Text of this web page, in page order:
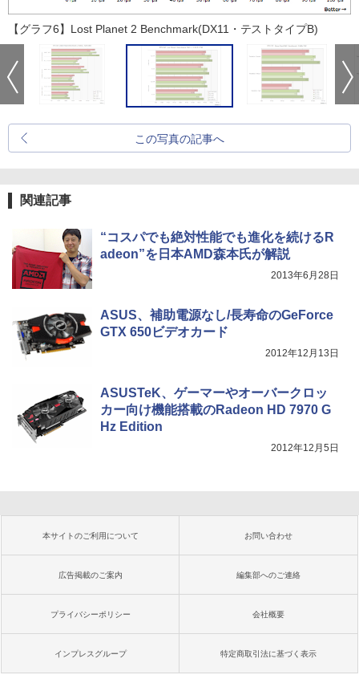
【グラフ6】Lost Planet 2 Benchmark(DX11・テストタイプB)
この写真の記事へ
関連記事
“コスパでも絶対性能でも進化を続けるR
adeon”を日本AMD森本氏が解説
2013年6月28日
ASUS、補助電源なし/長寿命のGeForce
GTX 650ビデオカード
2012年12月13日
ASUSTeK、ゲーマーやオーバークロッ
カー向け機能搭載のRadeon HD 7970 G
Hz Edition
2012年12月5日
本サイトのご利用について お問い合わせ
広告掲載のご案内 編集部へのご連絡
プライバシーポリシー 会社概要
インプレスグループ 特定商取引法に基づく表示